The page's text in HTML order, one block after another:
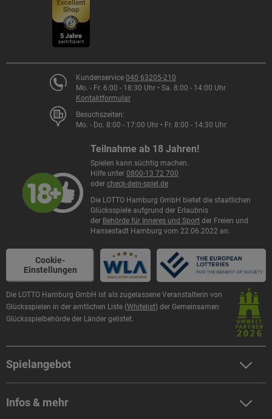
Kundenservice 040 63205-210
Mo. - Fr. 6:00 - 18:30 Uhr • Sa. 8:00 - 14:00 Uhr
Kontaktformular
Besuchszeiten:
Mo. - Do. 8:00 - 17:00 Uhr • Fr. 8:00 - 14:30 Uhr
Teilnahme ab 18 Jahren!
Spielen kann süchtig machen.
Hilfe unter 0800-13 72 700
oder check-dein-spiel.de
Die LOTTO Hamburg GmbH bietet die staatlichen
Glücksspiele aufgrund der Erlaubnis
der Behörde für Inneres und Sport der Freien und
Hansestadt Hamburg vom 22.06.2022 an.
Cookie-
Einstellungen
Die LOTTO Hamburg GmbH ist als zugelassene Veranstalterin von
Glücksspielen in der amtlichen Liste (Whitelist) der Gemeinsamen
Glücksspielbehörde der Länder gelistet.
Spielangebot
LOTTO 6aus49 spielen
Eurojackpot spielen
Infos & mehr